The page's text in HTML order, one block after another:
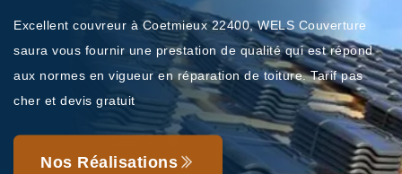
Excellent couvreur à Coetmieux 22400, WELS Couverture
saura vous fournir une prestation de qualité qui est répond
aux normes en vigueur en réparation de toiture. Tarif pas
cher et devis gratuit
Nos Réalisations